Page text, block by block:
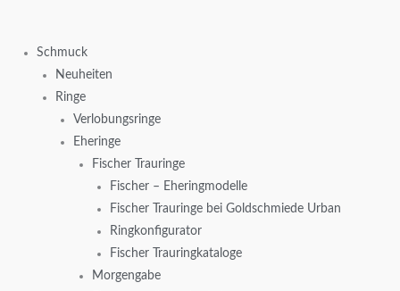
springenSchmuck
Neuheiten
Ringe
Verlobungsringe
Eheringe
Fischer Trauringe
Fischer – Eheringmodelle
Fischer Trauringe bei Goldschmiede Urban
Ringkonfigurator
Fischer Trauringkataloge
Morgengabe